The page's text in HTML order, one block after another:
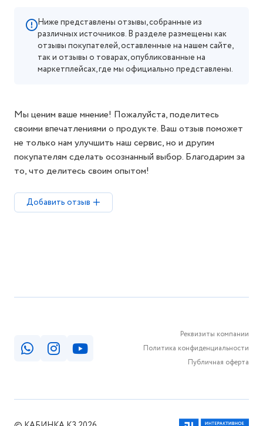
Ниже представлены отзывы, собранные из
различных источников. В разделе размещены как
отзывы покупателей, оставленные на нашем сайте,
так и отзывы о товарах, опубликованные на
маркетплейсах, где мы официально представлены.
Мы ценим ваше мнение! Пожалуйста, поделитесь
своими впечатлениями о продукте. Ваш отзыв поможет
не только нам улучшить наш сервис, но и другим
покупателям сделать осознанный выбор. Благодарим за
то, что делитесь своим опытом!
Добавить отзыв
Реквизиты компании
Политика конфиденциальности
Публичная оферта